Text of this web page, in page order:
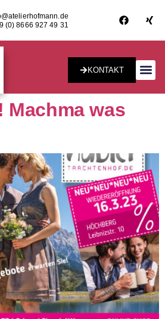
(0) 8666 927 49 31
KONTAKT
Machma was